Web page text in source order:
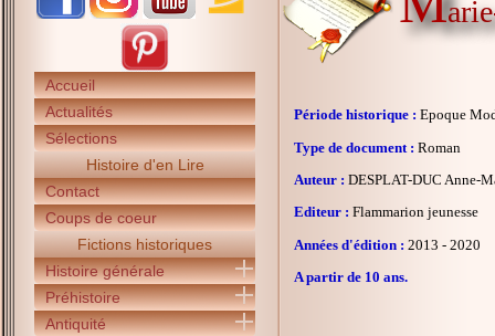
Accueil
Actualités
Sélections
Histoire d'en Lire
Contact
Coups de coeur
Fictions historiques
Histoire générale
Préhistoire
Antiquité
Période historique : Epoque
Type de document : Roman
Auteur : DESPLAT-DUC Anne-
Editeur : Flammarion jeunesse
Années d'édition : 2013 - 2020
A partir de 10 ans.